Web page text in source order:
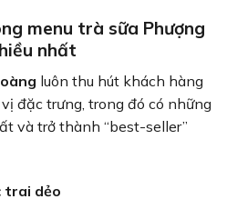
menu trà sữa Phượng
nhất
luôn thu hút khách hàng
đặc trưng, trong đó có những
và trở thành “best-seller”
trai dẻo